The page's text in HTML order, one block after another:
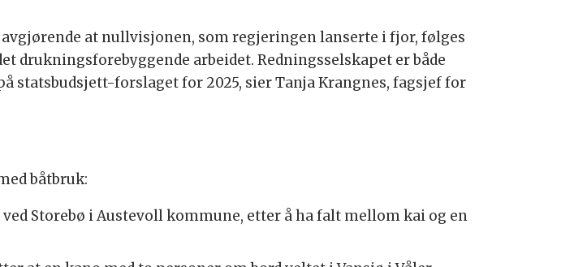
at nullvisjonen, som regjeringen lanserte i fjor, følges
drukningsforebyggende arbeidet. Redningsselskapet er både
statsbudsjett-forslaget for 2025, sier Tanja Krangnes, fagsjef for
båtbruk:
Storebø i Austevoll kommune, etter å ha falt mellom kai og en